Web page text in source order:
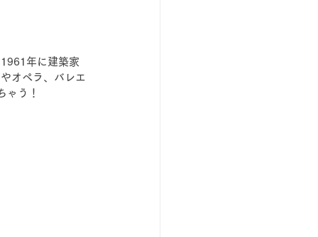
年に建築家
オペラ、バレエ
ゃう！